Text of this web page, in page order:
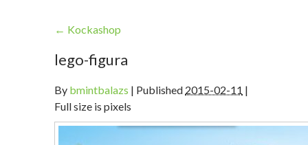
← Kockashop
lego-figura
By bmintbalazs | Published 2015-02-11 |
Full size is pixels